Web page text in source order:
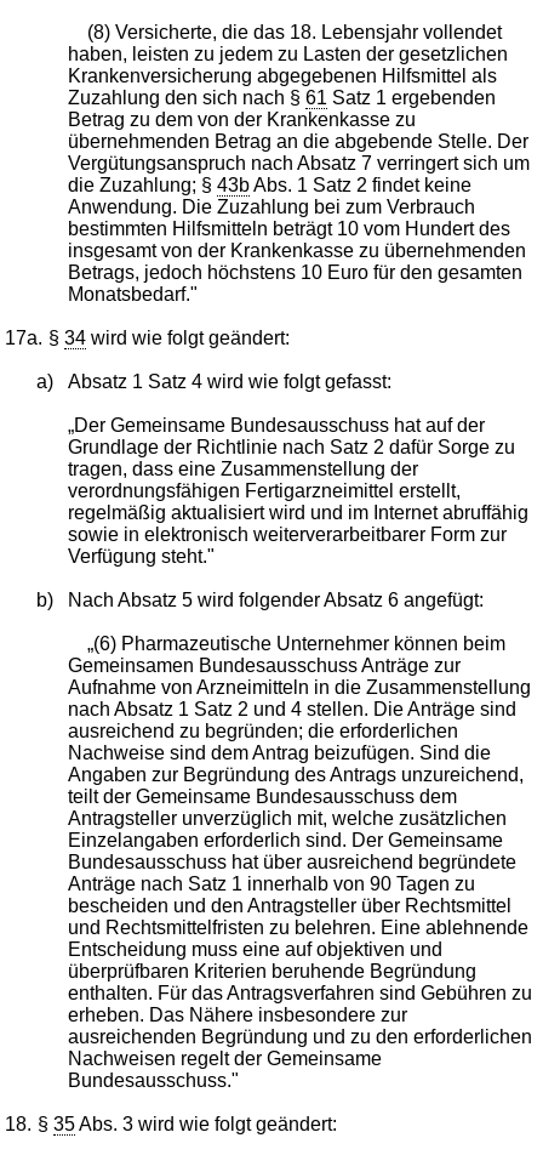
(8) Versicherte, die das 18. Lebensjahr vollendet
haben, leisten zu jedem zu Lasten der gesetzlichen
Krankenversicherung abgegebenen Hilfsmittel als
Zuzahlung den sich nach § 61 Satz 1 ergebenden
Betrag zu dem von der Krankenkasse zu
übernehmenden Betrag an die abgebende Stelle. Der
Vergütungsanspruch nach Absatz 7 verringert sich um
die Zuzahlung; § 43bAbs. 1 Satz 2 findet keine
Anwendung. Die Zuzahlung bei zum Verbrauch
bestimmten Hilfsmitteln beträgt 10 vom Hundert des
insgesamt von der Krankenkasse zu übernehmenden
Betrags, jedoch höchstens 10 Euro für den gesamten
Monatsbedarf."
17a. §34 wird wie folgt geändert:
a) Absatz 1 Satz 4 wird wie folgt gefasst:
„Der Gemeinsame Bundesausschuss hat auf der
Grundlage der Richtlinie nach Satz 2 dafür Sorge zu
tragen, dass eine Zusammenstellung der
verordnungsfähigen Fertigarzneimittel erstellt,
regelmäßig aktualisiert wird und im Internet abruffähig
sowie in elektronisch weiterverarbeitbarer Form zur
Verfügung steht."
b) Nach Absatz 5 wird folgender Absatz 6 angefügt:
„(6) Pharmazeutische Unternehmer können beim
Gemeinsamen Bundesausschuss Anträge zur
Aufnahme von Arzneimitteln in die Zusammenstellung
nach Absatz 1 Satz 2 und 4 stellen. Die Anträge sind
ausreichend zu begründen; die erforderlichen
Nachweise sind dem Antrag beizufügen. Sind die
Angaben zur Begründung des Antrags unzureichend,
teilt der Gemeinsame Bundesausschuss dem
Antragsteller unverzüglich mit, welche zusätzlichen
Einzelangaben erforderlich sind. Der Gemeinsame
Bundesausschuss hat über ausreichend begründete
Anträge nach Satz 1 innerhalb von 90 Tagen zu
bescheiden und den Antragsteller über Rechtsmittel
und Rechtsmittelfristen zu belehren. Eine ablehnende
Entscheidung muss eine auf objektiven und
überprüfbaren Kriterien beruhende Begründung
enthalten. Für das Antragsverfahren sind Gebühren zu
erheben. Das Nähere insbesondere zur
ausreichenden Begründung und zu den erforderlichen
Nachweisen regelt der Gemeinsame
Bundesausschuss."
18. §35Abs. 3 wird wie folgt geändert: